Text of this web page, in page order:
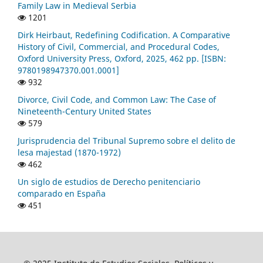
Family Law in Medieval Serbia
1201
Dirk Heirbaut, Redefining Codification. A Comparative
History of Civil, Commercial, and Procedural Codes,
Oxford University Press, Oxford, 2025, 462 pp. [ISBN:
9780198947370.001.0001]
932
Divorce, Civil Code, and Common Law: The Case of
Nineteenth-Century United States
579
Jurisprudencia del Tribunal Supremo sobre el delito de
lesa majestad (1870-1972)
462
Un siglo de estudios de Derecho penitenciario
comparado en España
451